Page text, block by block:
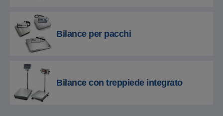
Bilance per pacchi
Bilance con treppiede integrato